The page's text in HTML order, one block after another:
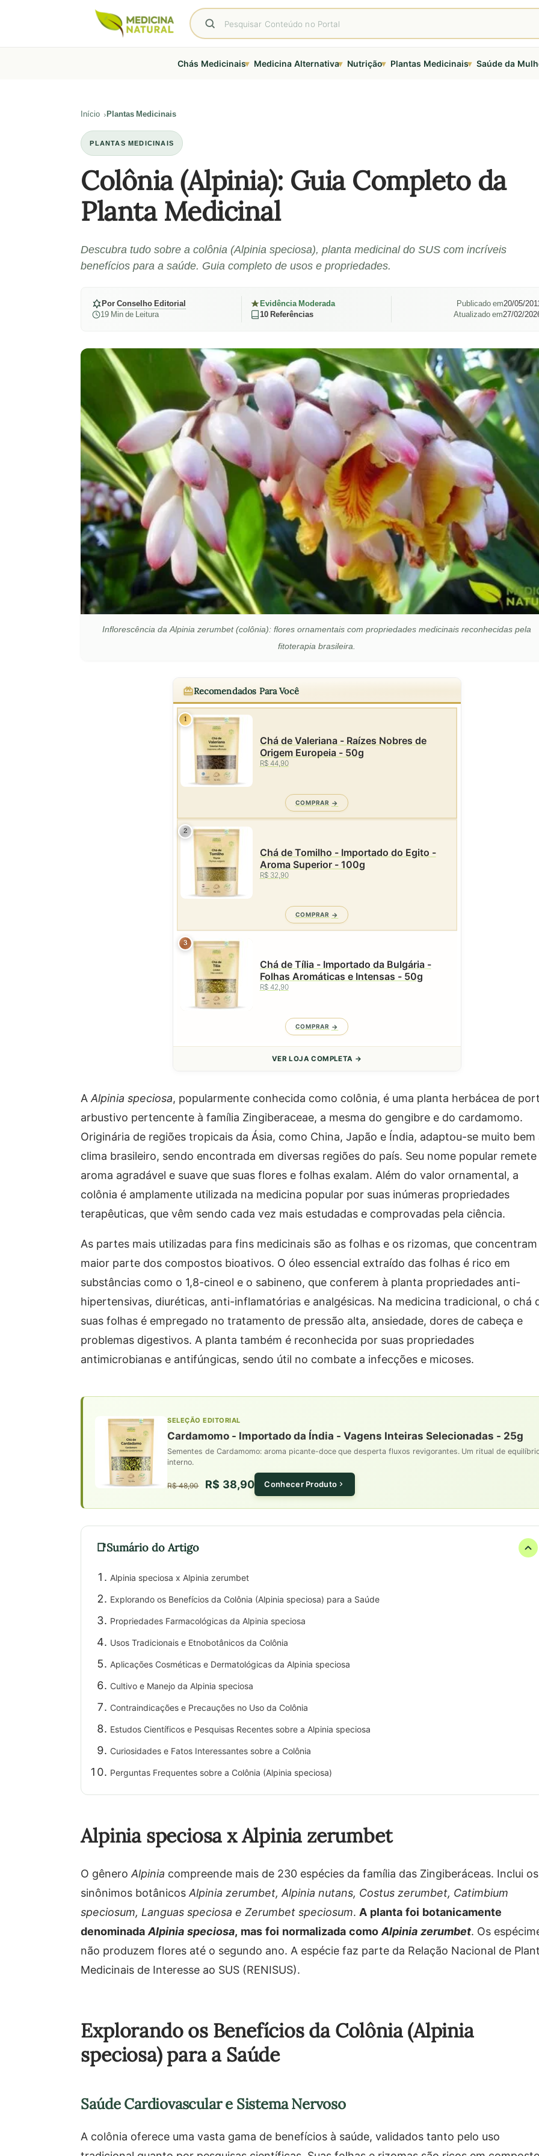
Chás Medicinais▾ Medicina Alternativa▾ Nutrição▾ Plantas Medicinais▾ Saúde da
Início Plantas Medicinais
PLANTAS MEDICINAIS
Colônia (Alpinia): Guia Completo da
Planta Medicinal
Descubra tudo sobre a colônia (Alpinia speciosa), planta medicinal do SUS com incríveis
benefícios para a saúde. Guia completo de usos e propriedades.
PorConselho Editorial
19 Min de Leitura
Evidência Moderada
10 Referências
Publicado em20/05/
Atualizado em27/02/
Inflorescência da Alpinia zerumbet (colônia): flores ornamentais com propriedades medicinais reconhecidas pela
fitoterapia brasileira.
Recomendados Para Você
1
Chá de Valeriana - Raízes Nobres de
Origem Europeia - 50g
R$ 44,90
COMPRAR
2
Chá de Tomilho - Importado do Egito -
Aroma Superior - 100g
R$ 32,90
COMPRAR
3
Chá de Tília - Importado da Bulgária -
Folhas Aromáticas e Intensas - 50g
R$ 42,90
COMPRAR
VER LOJA COMPLETA →
AAlpinia speciosa, popularmente conhecida como colônia, é uma planta herbácea de
arbustivo pertencente à família Zingiberaceae, a mesma do gengibre e do cardamomo.
Originária de regiões tropicais da Ásia, como China, Japão e Índia, adaptou-se muito bem
clima brasileiro, sendo encontrada em diversas regiões do país. Seu nome popular remete
aroma agradável e suave que suas flores e folhas exalam. Além do valor ornamental, a
colônia é amplamente utilizada na medicina popular por suas inúmeras propriedades
terapêuticas, que vêm sendo cada vez mais estudadas e comprovadas pela ciência.
As partes mais utilizadas para fins medicinais são as folhas e os rizomas, que concentram
maior parte dos compostos bioativos. O óleo essencial extraído das folhas é rico em
substâncias como o 1,8-cineol e o sabineno, que conferem à planta propriedades anti-
hipertensivas, diuréticas, anti-inflamatórias e analgésicas. Na medicina tradicional, o chá
suas folhas é empregado no tratamento de pressão alta, ansiedade, dores de cabeça e
problemas digestivos. A planta também é reconhecida por suas propriedades
antimicrobianas e antifúngicas, sendo útil no combate a infecções e micoses.
SELEÇÃO EDITORIAL
Cardamomo - Importado da Índia - Vagens Inteiras Selecionadas - 25g
Sementes de Cardamomo: aroma picante-doce que desperta fluxos revigorantes. Um ritual de
interno.
R$ 48,90 R$ 38,90 Conhecer Produto
Sumário do Artigo
Alpinia speciosa x Alpinia zerumbet
Explorando os Benefícios da Colônia (Alpinia speciosa) para a Saúde
Propriedades Farmacológicas da Alpinia speciosa
Usos Tradicionais e Etnobotânicos da Colônia
Aplicações Cosméticas e Dermatológicas da Alpinia speciosa
Cultivo e Manejo da Alpinia speciosa
Contraindicações e Precauções no Uso da Colônia
Estudos Científicos e Pesquisas Recentes sobre a Alpinia speciosa
Curiosidades e Fatos Interessantes sobre a Colônia
Perguntas Frequentes sobre a Colônia (Alpinia speciosa)
Alpinia speciosa x Alpinia zerumbet
O gêneroAlpinia compreende mais de 230 espécies da família das Zingiberáceas. Inclui os
sinônimos botânicosAlpinia zerumbet, Alpinia nutans, Costus zerumbet, Catimbium
speciosum, Languas speciosa e Zerumbet speciosum. A planta foi botanicamente
denominadaAlpinia speciosa, mas foi normalizada comoAlpinia zerumbet. Os
não produzem flores até o segundo ano. A espécie faz parte da Relação Nacional de
Medicinais de Interesse ao SUS (RENISUS).
Explorando os Benefícios da Colônia (Alpinia
speciosa) para a Saúde
Saúde Cardiovascular e Sistema Nervoso
A colônia oferece uma vasta gama de benefícios à saúde, validados tanto pelo uso